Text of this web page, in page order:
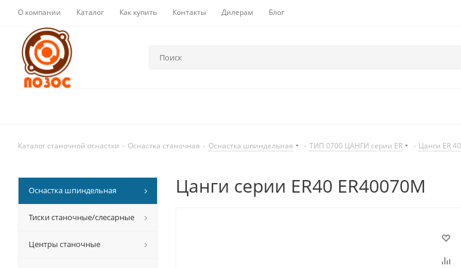
О компании Каталог Как купить Контакты Дилерам Блог
Каталог станочной оснастки - Оснастка станочная - Оснастка шпиндельная - ТИП 0700 ЦАНГИ серии ER - Цанги ER 40
Цанги серии ER40 ER40070M
Оснастка шпиндельная
Тиски станочные/слесарные
Центры станочные